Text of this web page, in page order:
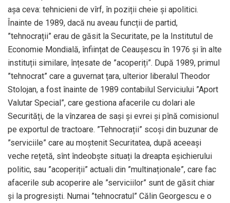
așa ceva: tehnicieni de vîrf, în poziții cheie și apolitici.
Înainte de 1989, dacă nu aveau funcții de partid,
”tehnocrații” erau de găsit la Securitate, pe la Institutul de
Economie Mondială, înființat de Ceaușescu în 1976 și în alte
instituții similare, înțesate de ”acoperiți”. După 1989, primul
”tehnocrat” care a guvernat țara, ulterior liberalul Theodor
Stolojan, a fost înainte de 1989 contabilul Serviciului ”Aport
Valutar Special”, care gestiona afacerile cu dolari ale
Securități, de la vînzarea de sași și evrei și pînă comisionul
pe exportul de tractoare. ”Tehnocrații” scoși din buzunar de
”serviciile” care au moștenit Securitatea, după aceeași
veche rețetă, sînt îndeobște situați la dreapta eșichierului
politic, sau ”acoperiții” actuali din ”multinaționale”, care fac
afacerile sub acoperire ale ”serviciilor” sunt de găsit chiar
și la progresiști. Numai ”tehnocratul” Călin Georgescu e o